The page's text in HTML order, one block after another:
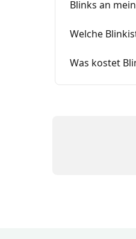
Blinks an
Welche
Was kostet